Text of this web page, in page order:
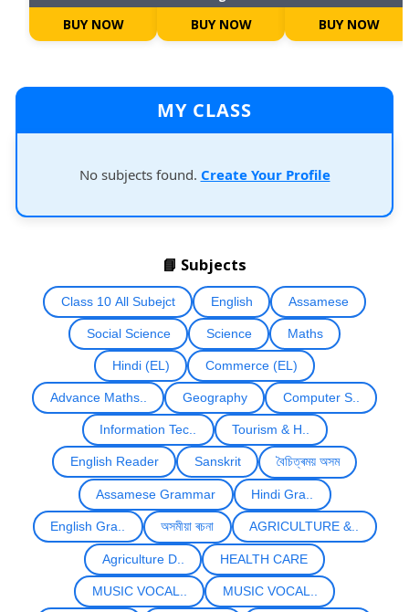
BUY NOW BUY NOW BUY NOW
MY CLASS
No subjects found. Create Your Profile
📘 Subjects
Class 10 All Subejct English Assamese
Social Science Science Maths
Hindi (EL) Commerce (EL)
Advance Maths.. Geography Computer S..
Information Tec.. Tourism & H..
English Reader Sanskrit বৈচিত্ৰময় অসম
Assamese Grammar Hindi Gra..
English Gra.. অসমীয়া ৰচনা AGRICULTURE &..
Agriculture D.. HEALTH CARE
MUSIC VOCAL.. MUSIC VOCAL..